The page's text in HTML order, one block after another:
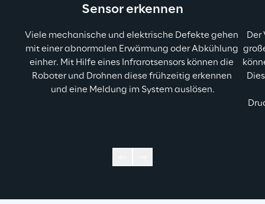
Sensor erkennen
Viele mechanische und elektrische Defekte gehen
mit einer abnormalen Erwärmung oder Abkühlung
einher. Mit Hilfe eines Infrarotsensors können die
Roboter und Drohnen diese frühzeitig erkennen
und eine Meldung im System auslösen.
Der